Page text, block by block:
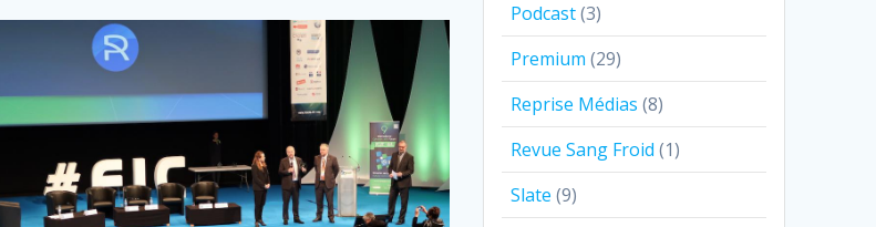
Podcast(3)
Premium (29)
Reprise Médias (8)
Revue Sang Froid (1)
Slate (9)